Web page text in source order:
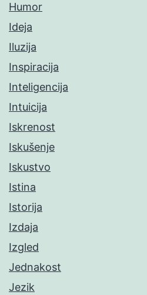
Humor
Ideja
Iluzija
Inspiracija
Inteligencija
Intuicija
Iskrenost
Iskušenje
Iskustvo
Istina
Istorija
Izdaja
Izgled
Jednakost
Jezik